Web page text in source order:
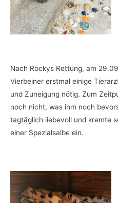
Nach Rockys Rettung, am
Vierbeiner erstmal einige
und Zuneigung nötig. Zum
noch nicht, was ihm noch
tagtäglich liebevoll und kremte
einer Spezialsalbe ein.